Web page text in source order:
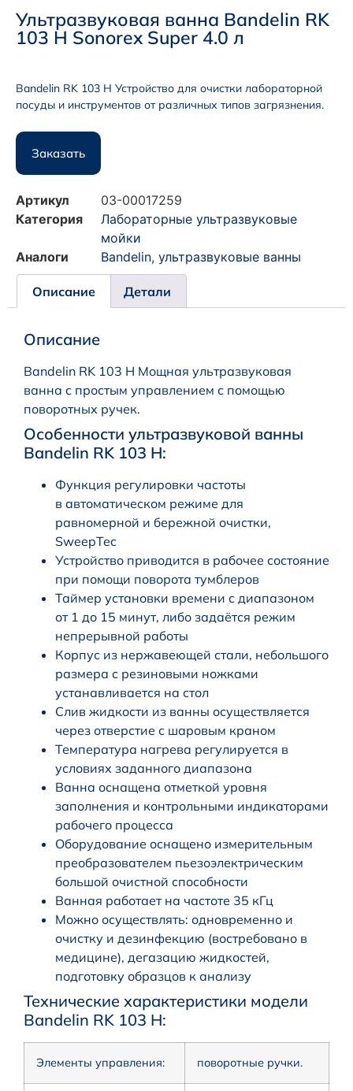
Ультразвуковая ванна Bandelin RK
103 H Sonorex Super 4.0 л
Bandelin RK 103 H Устройство для очистки лабораторной
посуды и инструментов от различных типов загрязнения.
Заказать
Артикул
03-00017259
Категория
Лабораторные ультразвуковые
мойки
Аналоги
Bandelin, ультразвуковые ванны
Описание Детали
Описание
Bandelin RK 103 H Мощная ультразвуковая
ванна с простым управлением с помощью
поворотных ручек.
Особенности ультразвуковой ванны
Bandelin RK 103 H:
Функция регулировки частоты
в автоматическом режиме для
равномерной и бережной очистки,
SweepTec
Устройство приводится в рабочее состояние
при помощи поворота тумблеров
Таймер установки времени с диапазоном
от 1 до 15 минут, либо задаётся режим
непрерывной работы
Корпус из нержавеющей стали, небольшого
размера с резиновыми ножками
устанавливается на стол
Слив жидкости из ванны осуществляется
через отверстие с шаровым краном
Температура нагрева регулируется в
условиях заданного диапазона
Ванна оснащена отметкой уровня
заполнения и контрольными индикаторами
рабочего процесса
Оборудование оснащено измерительным
преобразователем пьезоэлектрическим
большой очистной способности
Ванная работает на частоте 35 кГц
Можно осуществлять: одновременно и
очистку и дезинфекцию (востребовано в
медицине), дегазацию жидкостей,
подготовку образцов к анализу
Технические характеристики модели
Ваndеlin RK 103 Н:
Элементы управления: поворотные ручки.